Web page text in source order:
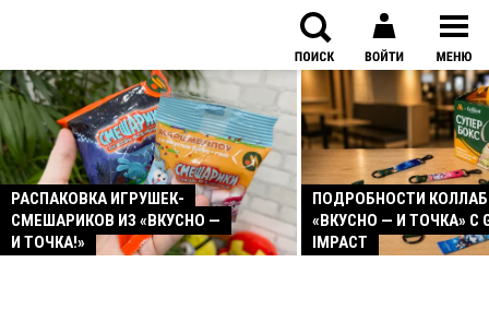
РАСПАКОВКА ИГРУШЕК-
СМЕШАРИКОВ ИЗ «ВКУСНО —
И ТОЧКА!»
ПОДРОБНОСТИ
«ВКУСНО — И ТОЧКА» С
IMPACT